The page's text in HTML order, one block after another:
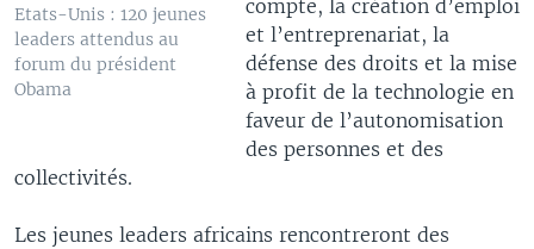
Etats-Unis : 120 jeunes
leaders attendus au
forum du président
Obama
compte, la création d’emploi
et l’entreprenariat, la
défense des droits et la mise
à profit de la technologie en
faveur de l’autonomisation
des personnes et des
collectivités.
Les jeunes leaders africains rencontreront des